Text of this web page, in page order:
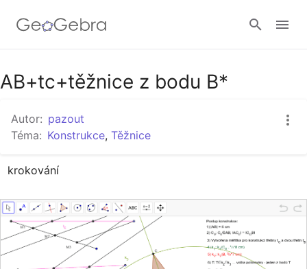
Google Classroom
GeoGebra Třída
AB+tc+těžnice z bodu B*
Autor: pazout
Téma: Konstrukce, Těžnice
krokování